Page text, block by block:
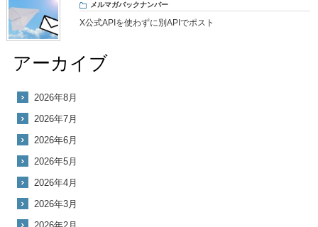
メルマガバックナンバー
X公式APIを使わずに別APIでポスト
アーカイブ
2026年8月
2026年7月
2026年6月
2026年5月
2026年4月
2026年3月